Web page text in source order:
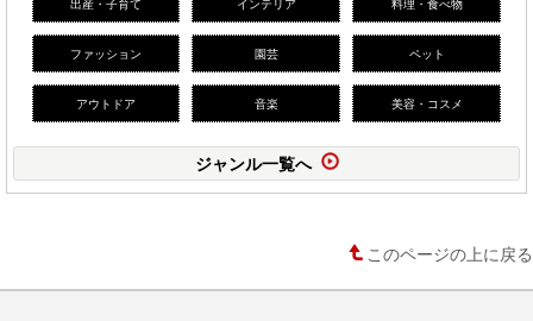
ファッション 園芸 ペット
アウトドア 音楽 美容・コスメ
ジャンル一覧へ
このページの上に戻る